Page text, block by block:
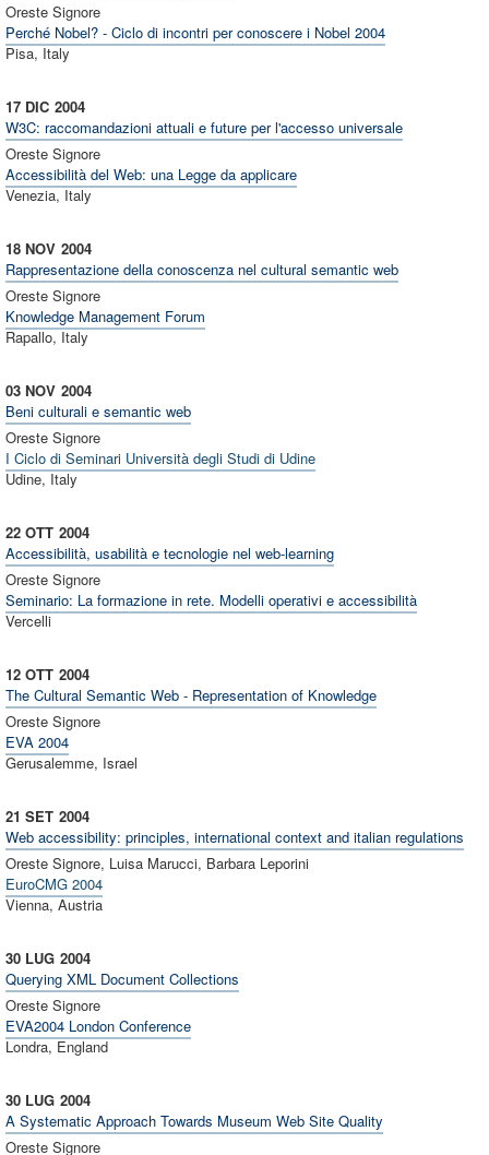
Oreste Signore
Perché Nobel? - Ciclo di incontri per conoscere i Nobel 2004
Pisa, Italy
2004
17 DIC
W3C: raccomandazioni attuali e future per l'accesso universale
Oreste Signore
Accessibilità del Web: una Legge da applicare
Venezia, Italy
2004
18 NOV
Rappresentazione della conoscenza nel cultural semantic web
Oreste Signore
Knowledge Management Forum
Rapallo, Italy
2004
03 NOV
Beni culturali e semantic web
Oreste Signore
I Ciclo di Seminari Università degli Studi di Udine
Udine, Italy
2004
22 OTT
Accessibilità, usabilità e tecnologie nel web-learning
Oreste Signore
Seminario: La formazione in rete. Modelli operativi e accessibilità
Vercelli
2004
12 OTT
The Cultural Semantic Web - Representation of Knowledge
Oreste Signore
EVA 2004
Gerusalemme, Israel
2004
21 SET
Web accessibility: principles, international context and italian regulations
Oreste Signore, Luisa Marucci, Barbara Leporini
EuroCMG 2004
Vienna, Austria
2004
30 LUG
Querying XML Document Collections
Oreste Signore
EVA2004 London Conference
Londra, England
2004
30 LUG
A Systematic Approach Towards Museum Web Site Quality
Oreste Signore